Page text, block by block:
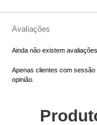
Avaliações
Ainda não existem avaliações.
Apenas clientes com
opinião.